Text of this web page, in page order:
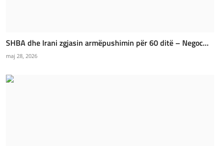
SHBA dhe Irani zgjasin armëpushimin për 60 ditë – Negoc...
maj 28, 2026